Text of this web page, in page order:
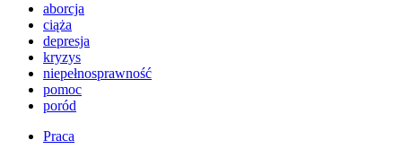
aborcja
ciąża
depresja
kryzys
niepełnosprawność
pomoc
poród
Praca